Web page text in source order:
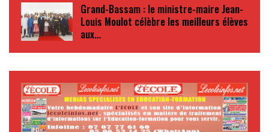
Grand-Bassam : le ministre-maire Jean-
Louis Moulot célèbre les meilleurs élèves
aux…